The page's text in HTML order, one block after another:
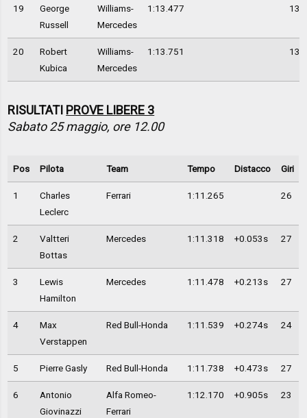
19
George
Russell
Williams-
Mercedes
1:13.477 13
20
Robert
Kubica
Williams-
Mercedes
1:13.751 13
RISULTATI PROVE LIBERE 3
Sabato 25 maggio, ore 12.00
Pos Pilota Team Tempo Distacco Giri
1
Charles
Leclerc
Ferrari 1:11.265 26
2
Valtteri
Bottas
Mercedes 1:11.318 +0.053s 27
3
Lewis
Hamilton
Mercedes 1:11.478 +0.213s 27
4
Max
Verstappen
Red Bull-Honda 1:11.539 +0.274s 24
5 Pierre Gasly Red Bull-Honda 1:11.738 +0.473s 27
6
Antonio
Giovinazzi
Alfa Romeo-
Ferrari
1:12.170 +0.905s 23